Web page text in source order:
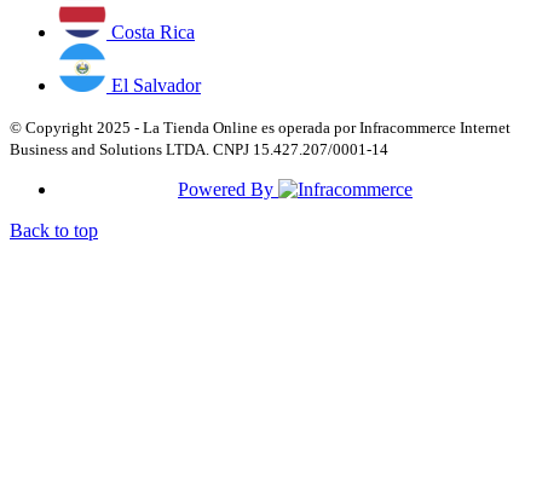
Costa Rica
El Salvador
© Copyright 2025 - La Tienda Online es operada por Infracommerce Internet
Business and Solutions LTDA. CNPJ 15.427.207/0001-14
Powered By
Back to top